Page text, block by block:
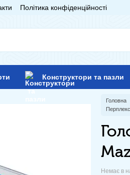
Політика конфіденційності
Конструктори та пазли
Головна
Немає в